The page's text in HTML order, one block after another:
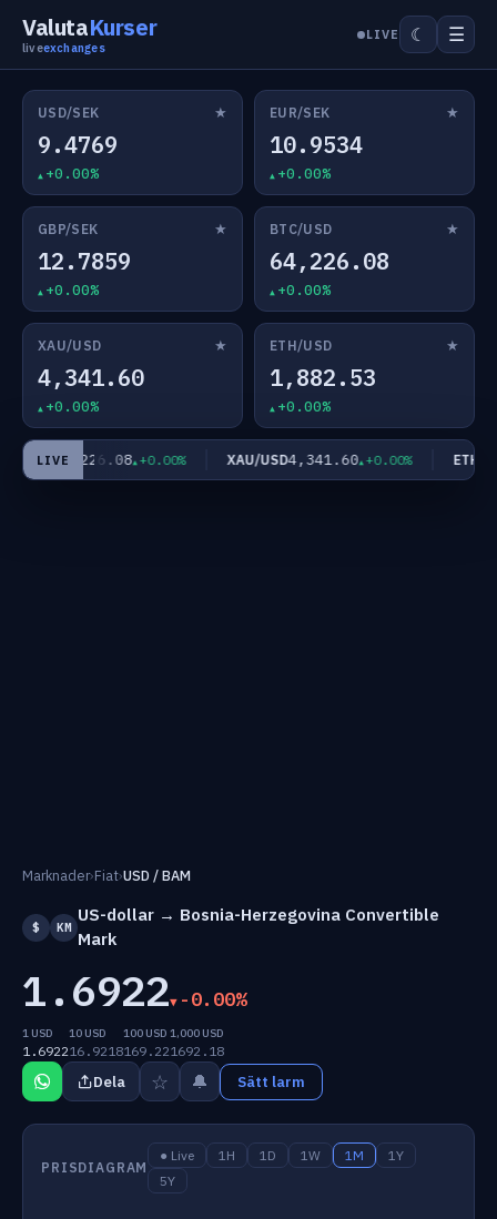
ValutaKurser
liveexchanges
LIVE ☾ ☰
USD/SEK ★
9.4769
+0.00%
EUR/SEK ★
10.9534
+0.00%
GBP/SEK ★
12.7859
+0.00%
BTC/USD ★
64,226.08
+0.00%
XAU/USD ★
4,341.60
+0.00%
ETH/USD ★
1,882.53
+0.00%
LIVE
USD64,226.08 +0.00% XAU/USD4,341.60 +0.00% ETH/
Marknader›Fiat›USD / BAM
$ KM
US-dollar → Bosnia-Herzegovina Convertible
Mark
1.6922 -0.00%
1 USD
1.6922
10 USD
16.9218
100 USD
169.22
1,000 USD
1692.18
Dela ☆ 🔔 Sätt larm
PRISDIAGRAM
● Live 1H 1D 1W 1M
1Y
5Y